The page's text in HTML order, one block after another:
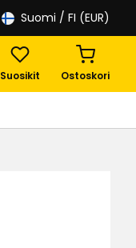
Suomi / FI (EUR)
Suosikit Ostoskori